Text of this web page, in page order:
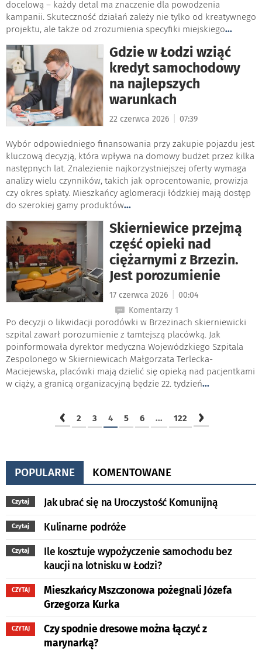
docelową – każdy detal ma znaczenie dla powodzenia
kampanii. Skuteczność działań zależy nie tylko od kreatywnego
projektu, ale także od zrozumienia specyfiki miejskiego...
Gdzie w Łodzi wziąć
kredyt samochodowy
na najlepszych
warunkach
22 czerwca 2026 07:39
Wybór odpowiedniego finansowania przy zakupie pojazdu jest
kluczową decyzją, która wpływa na domowy budżet przez kilka
następnych lat. Znalezienie najkorzystniejszej oferty wymaga
analizy wielu czynników, takich jak oprocentowanie, prowizja
czy okres spłaty. Mieszkańcy aglomeracji łódzkiej mają dostęp
do szerokiej gamy produktów...
Skierniewice przejmą
część opieki nad
ciężarnymi z Brzezin.
Jest porozumienie
17 czerwca 2026
00:04
Komentarzy 1
Po decyzji o likwidacji porodówki w Brzezinach skierniewicki
szpital zawarł porozumienie z tamtejszą placówką. Jak
poinformowała dyrektor medyczna Wojewódzkiego Szpitala
Zespolonego w Skierniewicach Małgorzata Terlecka-
Maciejewska, placówki mają dzielić się opieką nad pacjentkami
w ciąży, a granicą organizacyjną będzie 22. tydzień...
‹ 2 3 4 5 6 ... 122 ›
POPULARNE KOMENTOWANE
Czytaj Jak ubrać się na Uroczystość Komunijną
Czytaj Kulinarne podróże
Czytaj
Ile kosztuje wypożyczenie samochodu bez
kaucji na lotnisku w Łodzi?
CZYTAJ
Mieszkańcy Mszczonowa pożegnali Józefa
Grzegorza Kurka
CZYTAJ
Czy spodnie dresowe można łączyć z
marynarką?